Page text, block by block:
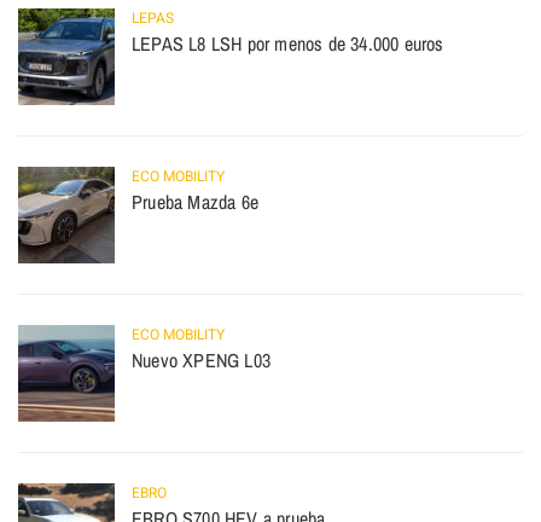
LEPAS
LEPAS L8 LSH por menos de 34.000 euros
ECO MOBILITY
Prueba Mazda 6e
ECO MOBILITY
Nuevo XPENG L03
EBRO